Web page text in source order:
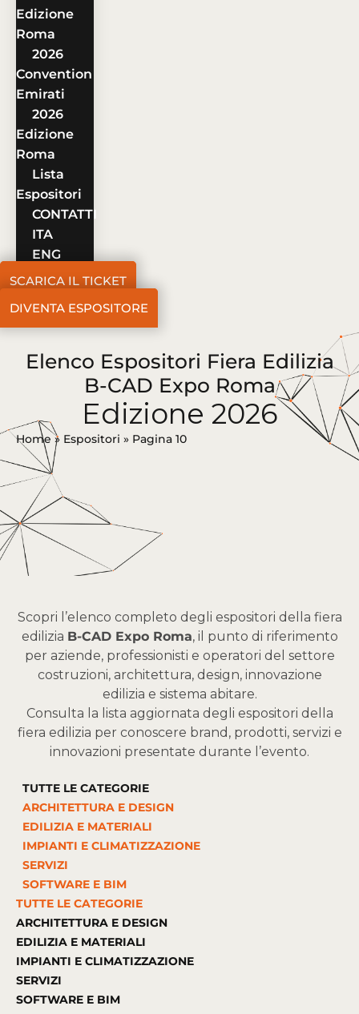
Edizione
Roma
2026
Convention
Emirati
2026
Edizione
Roma
Lista
Espositori
CONTATTI
ITA
ENG
SCARICA IL TICKET
DIVENTA ESPOSITORE
Elenco Espositori Fiera Edilizia
B-CAD Expo Roma
Edizione 2026
Home» Espositori » Pagina 10
Scopri l’elenco completo degli espositori della fiera
edilizia B-CAD Expo Roma, il punto di riferimento
per aziende, professionisti e operatori del settore
costruzioni, architettura, design, innovazione
edilizia e sistema abitare.
Consulta la lista aggiornata degli espositori della
fiera edilizia per conoscere brand, prodotti, servizi e
innovazioni presentate durante l’evento.
TUTTE LE CATEGORIE
ARCHITETTURA E DESIGN
EDILIZIA E MATERIALI
IMPIANTI E CLIMATIZZAZIONE
SERVIZI
SOFTWARE E BIM
TUTTE LE CATEGORIE
ARCHITETTURA E DESIGN
EDILIZIA E MATERIALI
IMPIANTI E CLIMATIZZAZIONE
SERVIZI
SOFTWARE E BIM